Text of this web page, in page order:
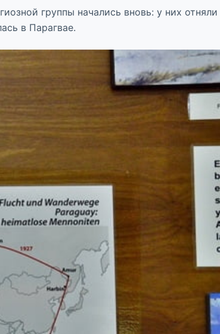
группы начались вновь: у них отняли
в Парагвае.